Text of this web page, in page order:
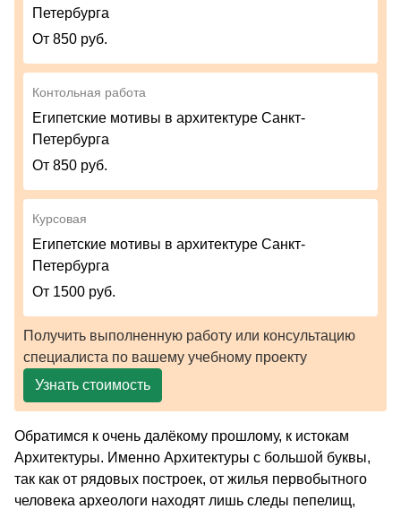
Петербурга
От 850 руб.
Контольная работа
Египетские мотивы в архитектуре Санкт-
Петербурга
От 850 руб.
Курсовая
Египетские мотивы в архитектуре Санкт-
Петербурга
От 1500 руб.
Получить выполненную работу или консультацию
специалиста по вашему учебному проекту
Узнать стоимость
Обратимся к очень далёкому прошлому, к истокам
Архитектуры. Именно Архитектуры с большой буквы,
так как от рядовых построек, от жилья первобытного
человека археологи находят лишь следы пепелищ,